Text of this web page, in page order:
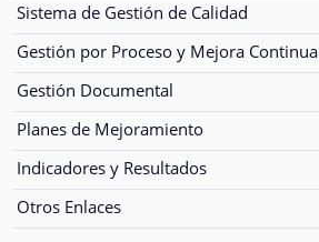
Sistema de Gestión de Calidad
Gestión por Proceso y Mejora Continua
Gestión Documental
Planes de Mejoramiento
Indicadores y Resultados
Otros Enlaces